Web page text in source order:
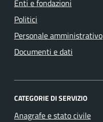
Enti e fondazioni
Politici
Personale amministrativo
Documenti e dati
CATEGORIE DI SERVIZIO
Anagrafe e stato civile